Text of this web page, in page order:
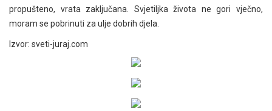
propušteno, vrata zaključana. Svjetiljka života ne gori vječno,
moram se pobrinuti za ulje dobrih djela.
Izvor: sveti-juraj.com